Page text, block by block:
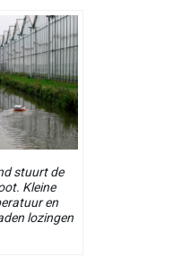
stuurt de
Kleine
en
lozingen